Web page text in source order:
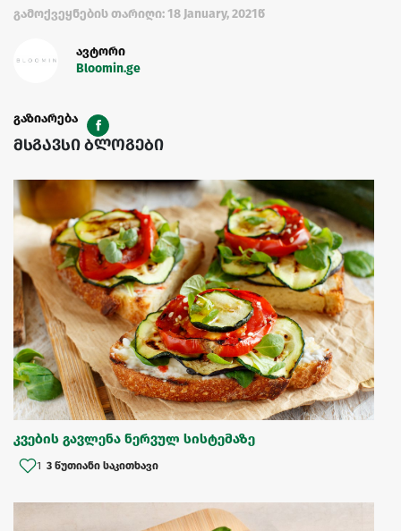
გამოქვეყნების თარიღი: 18 January, 2021წ
ავტორი
Bloomin.ge
გაზიარება
მსგავსი ბლოგები
კვების გავლენა ნერვულ სისტემაზე
1 3 წუთიანი საკითხავი